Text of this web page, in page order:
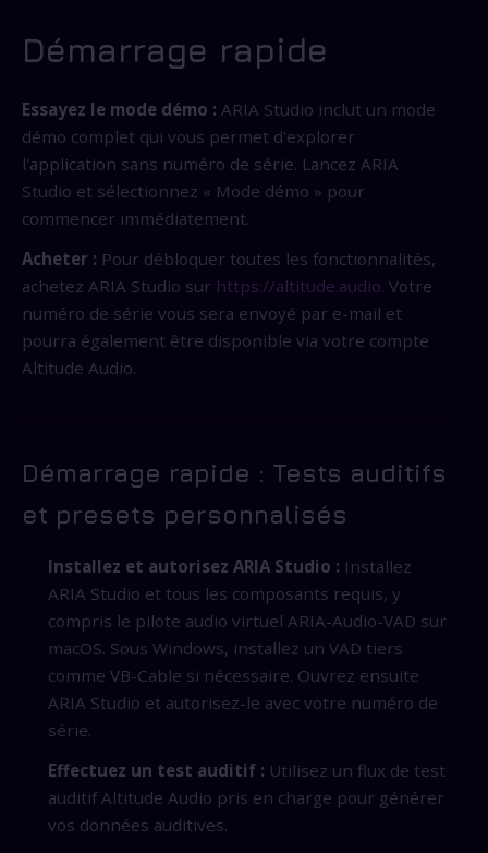
Démarrage rapide
Essayez le mode démo : ARIA Studio inclut un mode
démo complet qui vous permet d'explorer
l'application sans numéro de série. Lancez ARIA
Studio et sélectionnez « Mode démo » pour
commencer immédiatement.
Acheter : Pour débloquer toutes les fonctionnalités,
achetez ARIA Studio sur https://altitude.audio. Votre
numéro de série vous sera envoyé par e-mail et
pourra également être disponible via votre compte
Altitude Audio.
Démarrage rapide : Tests auditifs
et presets personnalisés
Installez et autorisez ARIA Studio : Installez
ARIA Studio et tous les composants requis, y
compris le pilote audio virtuel ARIA-Audio-VAD sur
macOS. Sous Windows, installez un VAD tiers
comme VB-Cable si nécessaire. Ouvrez ensuite
ARIA Studio et autorisez-le avec votre numéro de
série.
Effectuez un test auditif : Utilisez un flux de test
auditif Altitude Audio pris en charge pour générer
vos données auditives.